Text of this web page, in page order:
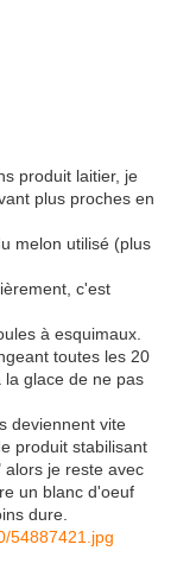
produit laitier, je
plus proches en
melon utilisé (plus
c'est
à esquimaux.
toutes les 20
glace de ne pas
deviennent vite
produit stabilisant
je reste avec
un blanc d'oeuf
dure.